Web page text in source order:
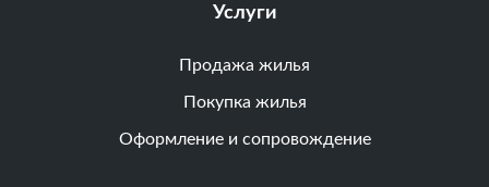
Услуги
Продажа жилья
Покупка жилья
Оформление и сопровождение